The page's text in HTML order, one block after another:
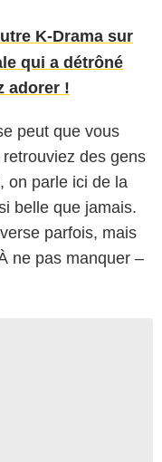
K-Drama sur
qui a détrôné
adorer !
peut que vous
des gens
on parle ici de la
belle que jamais.
parfois, mais
ne pas manquer –